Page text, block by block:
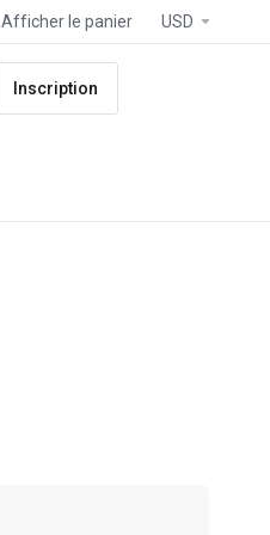
Afficher le panier USD
Inscription